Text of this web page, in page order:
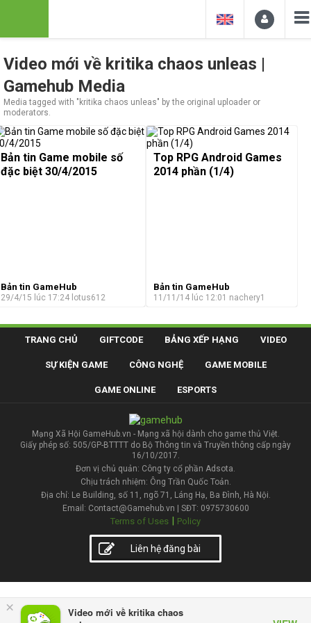
×
Video mới về kritika chaos
Video mới về kritika chaos unleas |
Gamehub Media
Media tagged with "kritika chaos unleas" by the original uploader or
moderators.
Bản tin Game mobile số
đặc biệt 30/4/2015
Bản tin GameHub
29/4/15 lúc 17:24 lotus612
Top RPG Android Games
2014 phần (1/4)
Bản tin GameHub
11/11/14 lúc 12:01 nachery1
TRANG CHỦ GIFTCODE BẢNG XẾP HẠNG VIDEO
SỰ KIỆN GAME CÔNG NGHỆ GAME MOBILE
GAME ONLINE ESPORTS
Mạng Xã Hội GameHub.vn - Mạng xã hội dành cho game thủ Việt.
Giấy phép số: 505/GP-BTTTT do Bộ Thông tin và Truyền thông cấp ngày
16/10/2017.
Đơn vị chủ quản: Công ty cổ phần Adsota.
Chịu trách nhiệm: Ông Trần Quốc Toản.
Địa chỉ: Le Building, số 11, ngõ 71, Láng Hạ, Ba Đình, Hà Nội.
Email: Contact@Gamehub.vn | SĐT: 0975730600
Terms of Uses | Policy
Liên hệ đăng bài